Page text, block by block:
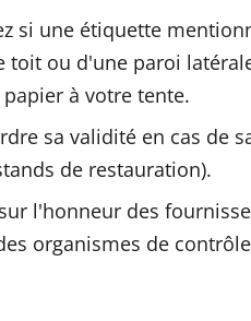
si une étiquette
ou d'une paroi
à votre tente.
sa validité en cas de
de restauration).
l'honneur des
organismes de